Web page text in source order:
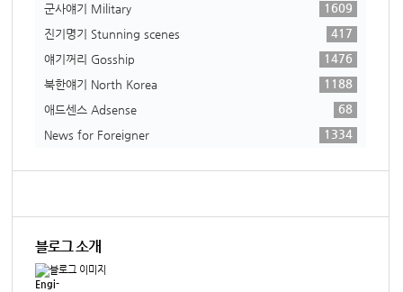
군사얘기 Military
1609
진기명기 Stunning scenes
417
얘기꺼리 Gosship
1476
북한얘기 North Korea
1188
애드센스 Adsense
68
News for Foreigner
1334
블로그 소개
Engi-